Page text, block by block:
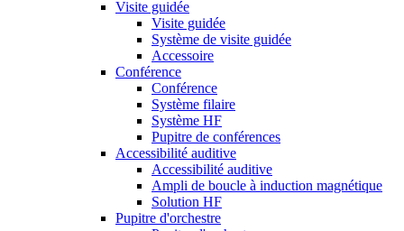
Visite guidée
Visite guidée
Système de visite guidée
Accessoire
Conférence
Conférence
Système filaire
Système HF
Pupitre de conférences
Accessibilité auditive
Accessibilité auditive
Ampli de boucle à induction magnétique
Solution HF
Pupitre d'orchestre